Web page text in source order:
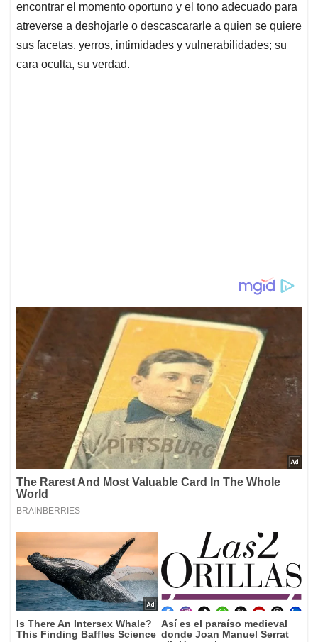
encontrar el momento oportuno y el tono adecuado para
atreverse a deshojarle o descascararle a quien se quiere
sus facetas, yerros, intimidades y vulnerabilidades; su
cara oculta, su verdad.